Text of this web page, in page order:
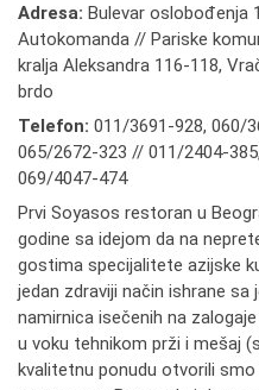
Adresa: Bulevar oslobođenja
Autokomanda // Pariske
kralja Aleksandra 116-118,
brdo
Telefon: 011/3691-928, 060/
065/2672-323 // 011/2404-385,
069/4047-474
Prvi Soyasos restoran u
godine sa idejom da na
gostima specijalitete azijske
jedan zdraviji način ishrane sa
namirnica isečenih na
u voku tehnikom prži i mešaj
kvalitetnu ponudu otvorili smo